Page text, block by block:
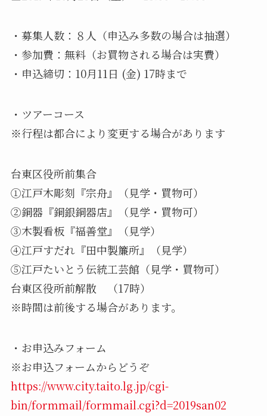
・募集人数：８人（申込み多数の場合は抽選）
・参加費：無料（お買物される場合は実費）
・申込締切：10月11日 (金) 17時まで
・ツアーコース
※行程は都合により変更する場合があります
台東区役所前集合
①江戸木彫刻『宗舟』（見学・買物可）
②銅器『銅銀銅器店』（見学・買物可）
③木製看板『福善堂』（見学）
④江戸すだれ『田中製簾所』（見学）
⑤江戸たいとう伝統工芸館（見学・買物可）
台東区役所前解散 （17時）
※時間は前後する場合があります。
・お申込みフォーム
※お申込フォームからどうぞ
https://www.city.taito.lg.jp/cgi-
bin/formmail/formmail.cgi?d=2019san02